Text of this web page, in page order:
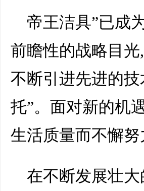
帝王洁具”已成
前瞻性的战略目
不断引进先进的
托”。面对新的机
生活质量而不懈努
在不断发展壮